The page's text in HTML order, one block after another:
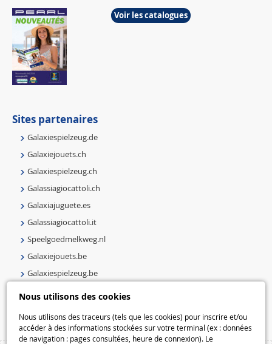
Nous utilisons des cookies
Nous utilisons des traceurs (tels que les cookies) pour inscrire et/ou
accéder à des informations stockées sur votre terminal (ex : données
de navigation : pages consultées, heure de connexion). Le
Voir les catalogues
Sites partenaires
Galaxiespielzeug.de
Galaxiejouets.ch
Galaxiespielzeug.ch
Galassiagiocattoli.ch
Galaxiajuguete.es
Galassiagiocattoli.it
Speelgoedmelkweg.nl
Galaxiejouets.be
Galaxiespielzeug.be